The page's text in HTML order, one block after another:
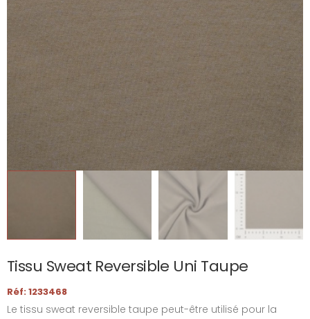
Tissu Sweat Reversible Uni Taupe
Réf: 1233468
Le tissu sweat reversible taupe peut-être utilisé pour la